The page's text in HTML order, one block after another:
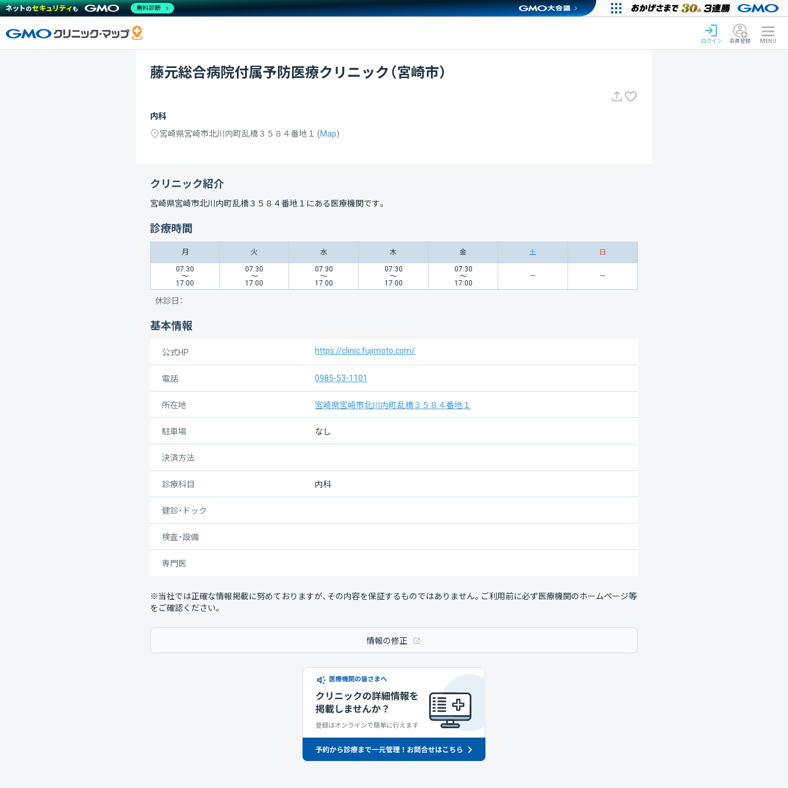
ログイン 会員登録 MENU
藤元総合病院付属予防医療クリニック（宮崎市）
内科
宮崎県宮崎市北川内町乱橋３５８４番地１ (Map)
クリニック紹介
宮崎県宮崎市北川内町乱橋３５８４番地１ にある医療機関です。
診療時間
月 火 水 木 金 土 日
07:30
〜
17:00
07:30
〜
17:00
07:30
〜
17:00
07:30
〜
17:00
07:30
〜
17:00
休診日：
基本情報
公式HP https://clinic.fujimoto.com/
電話 0985-53-1101
所在地 宮崎県宮崎市北川内町乱橋３５８４番地１
駐車場 なし
決済方法
診療科目 内科
健診・ドック
検査・設備
専門医
※当社では正確な情報掲載に努めておりますが、その内容を保証するものではありません。ご利用前に必ず医療機関のホームページ等
をご確認ください。
情報の修正
無料診断